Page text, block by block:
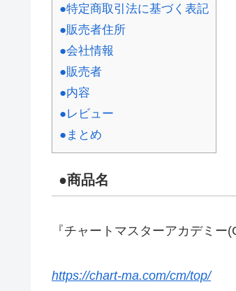
●特定商取引法に基づく表記
●販売者住所
●会社情報
●販売者
●内容
●レビュー
●まとめ
●商品名
『チャートマスターアカデミー
https://chart-ma.com/cm/top/